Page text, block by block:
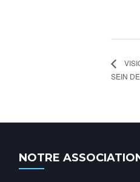
SEIN
NOTRE